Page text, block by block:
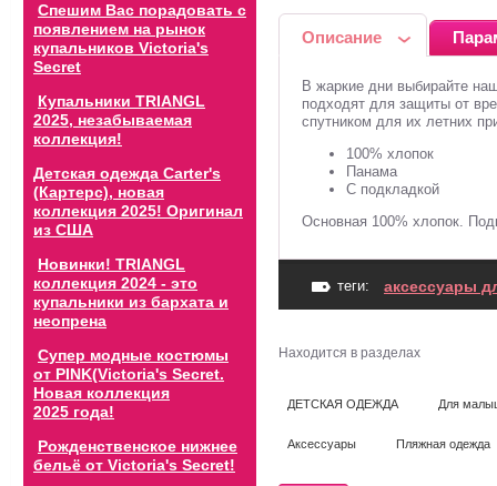
Спешим Вас порадовать с
появлением на рынок
купальников Victoria's
Secret
Купальники TRIANGL
2025, незабываемая
коллекция!
Детская одежда Carter's
(Картерс), новая
коллекция 2025! Оригинал
из США
Новинки! TRIANGL
коллекция 2024 - это
купальники из бархата и
неопрена
Супер модные костюмы
от PINK(Victoria's Secret.
Новая коллекция
2025 года!
Рожденственское нижнее
бельё от Victoria's Secret!
Описание
В жаркие дни выбирайте
подходят для защиты от
спутником для их летних
100% хлопок
Панама
С подкладкой
Основная 100% хлопок.
теги: аксессуары
Находится в разделах
ДЕТСКАЯ ОДЕЖДА Для
Аксессуары Пляжная одежда